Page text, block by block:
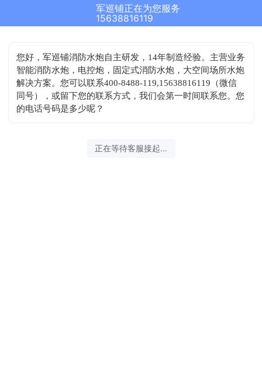
军巡铺正在为您服务
15638816119
您好，军巡铺消防水炮自主研发，14年制造经验。主营业务
智能消防水炮，电控炮，固定式消防水炮，大空间场所水炮
解决方案。您可以联系400-8488-119,15638816119（微信
同号），或留下您的联系方式，我们会第一时间联系您。您
的电话号码是多少呢？
正在等待客服接起...